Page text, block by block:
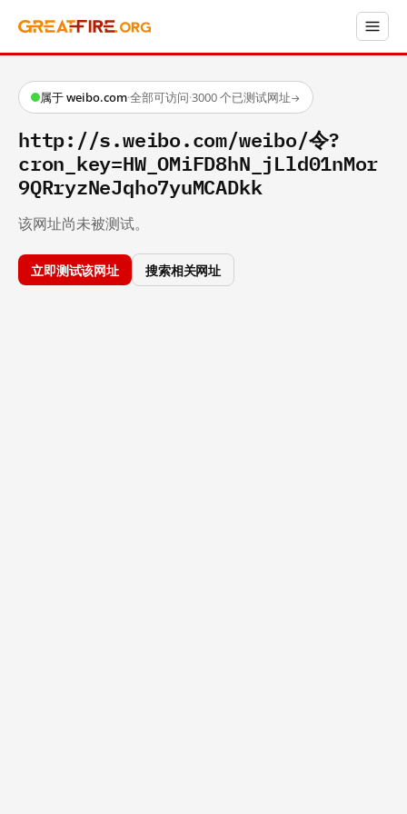
属于 weibo.com·全部可访问·3000 个已测试网址→
http://s.weibo.com/weibo/令?
cron_key=HW_OMiFD8hN_jLld01nMor
9QRryzNeJqho7yuMCADkk
该网址尚未被测试。
立即测试该网址 搜索相关网址